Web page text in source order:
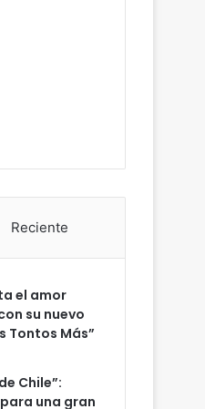
Reciente
el amor
su nuevo
Tontos Más”
Chile”:
una gran